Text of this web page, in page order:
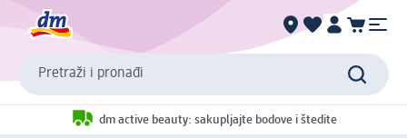
Pretraži i pronađi
dm active beauty: sakupljajte bodove i štedite